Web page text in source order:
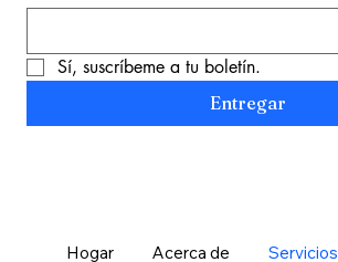
Sí, suscríbeme a tu boletín.
Entregar
Hogar Acerca de Servicios